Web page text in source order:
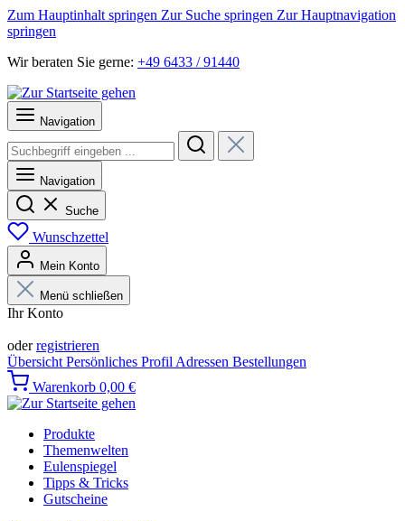
Zum Hauptinhalt springen Zur Suche springen Zur Hauptnavigation
springen
Wir beraten Sie gerne: +49 6433 / 91440
Navigation
Navigation
Suche
Wunschzettel
Mein Konto
Menü schließen
Ihr Konto
oderregistrieren
Übersicht Persönliches Profil Adressen Bestellungen
Warenkorb 0,00 €
Produkte
Themenwelten
Eulenspiegel
Tipps & Tricks
Gutscheine